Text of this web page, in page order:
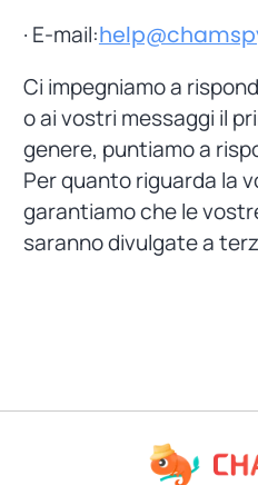
· E-mail:
Ci impegniamo a
o ai vostri messaggi il
genere, puntiamo a
Per quanto riguarda la
garantiamo che le
saranno divulgate a